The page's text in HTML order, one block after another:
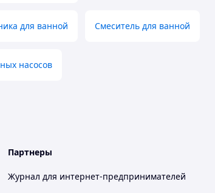
для ванной Смеситель для ванной
насосов
Партнеры
Журнал для интернет-предпринимателей